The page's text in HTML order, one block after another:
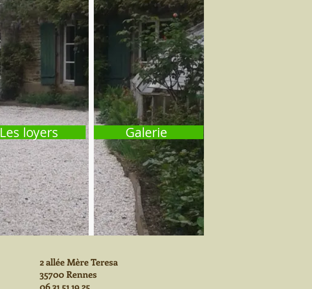
Les loyers Galerie
2 allée Mère Teresa
35700 Rennes
06 31 51 19 25